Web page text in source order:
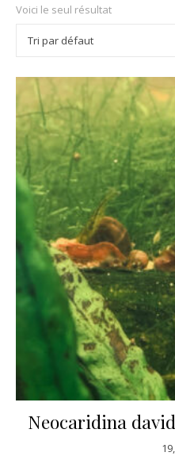
Voici le seul résultat
Neocaridina